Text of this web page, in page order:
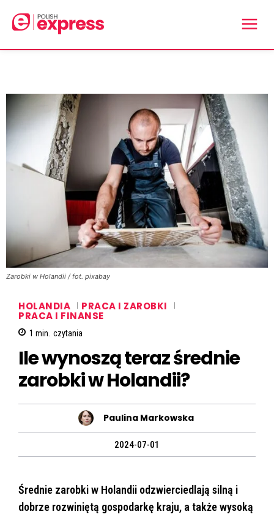
Zarobki w Holandii / fot. pixabay
HOLANDIA PRACA I ZAROBKI
PRACA I FINANSE
1 min. czytania
Ile wynoszą teraz średnie
zarobki w Holandii?
Paulina Markowska
2024-07-01
Średnie zarobki w Holandii odzwierciedlają silną i
dobrze rozwiniętą gospodarkę kraju, a także wysoką